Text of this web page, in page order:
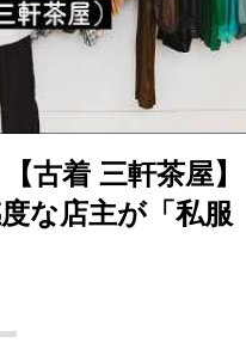
古着 三軒茶屋】
な店主が「私服